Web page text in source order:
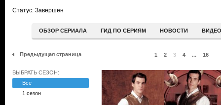
Статус: Завершен
ОБЗОР СЕРИАЛА ГИД ПО СЕРИЯМ НОВОСТИ ВИДЕО
Предыдущая страница 1 2 3 4 ... 16
ВЫБРАТЬ СЕЗОН:
Все
1 сезон